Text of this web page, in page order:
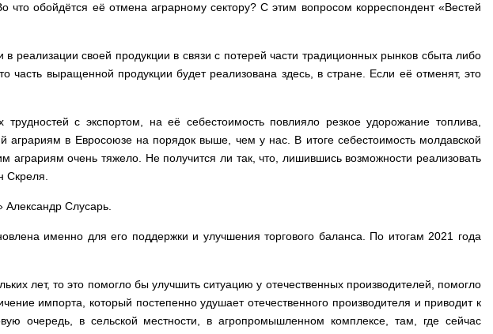
что обойдётся её отмена аграрному сектору? С этим вопросом корреспондент «Вестей
реализации своей продукции в связи с потерей части традиционных рынков сбыта либо
часть выращенной продукции будет реализована здесь, в стране. Если её отменят, это
с экспортом, на её себестоимость повлияло резкое удорожание топлива,
аграриям в Евросоюзе на порядок выше, чем у нас. В итоге себестоимость молдавской
аграриям очень тяжело. Не получится ли так, что, лишившись возможности реализовать
Скреля.
Слусарь.
именно для его поддержки и улучшения торгового баланса. По итогам 2021 года
лет, то это помогло бы улучшить ситуацию у отечественных производителей, помогло
импорта, который постепенно удушает отечественного производителя и приводит к
в сельской местности, в агропромышленном комплексе, там, где сейчас